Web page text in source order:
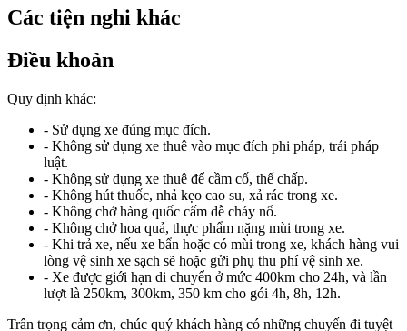
Các tiện nghi khác
Điều khoản
Quy định khác:
- Sử dụng xe đúng mục đích.
- Không sử dụng xe thuê vào mục đích phi pháp, trái pháp
luật.
- Không sử dụng xe thuê để cầm cố, thế chấp.
- Không hút thuốc, nhả kẹo cao su, xả rác trong xe.
- Không chở hàng quốc cấm dễ cháy nổ.
- Không chở hoa quả, thực phẩm nặng mùi trong xe.
- Khi trả xe, nếu xe bẩn hoặc có mùi trong xe, khách hàng vui
lòng vệ sinh xe sạch sẽ hoặc gửi phụ thu phí vệ sinh xe.
- Xe được giới hạn di chuyển ở mức 400km cho 24h, và lần
lượt là 250km, 300km, 350 km cho gói 4h, 8h, 12h.
Trân trọng cảm ơn, chúc quý khách hàng có những chuyến đi tuyệt